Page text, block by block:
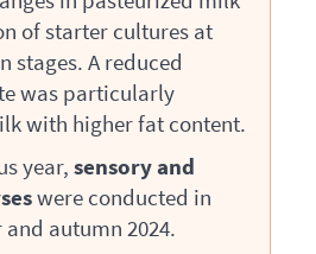
of starter cultures at
stages. A reduced
was particularly
with higher fat content.
year, sensory and
were conducted in
autumn 2024.